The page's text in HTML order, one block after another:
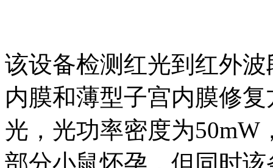
该设备检测红光到红外
内膜和薄型子宫内膜修
光，光功率密度为50mW
部分小鼠怀孕，但同时